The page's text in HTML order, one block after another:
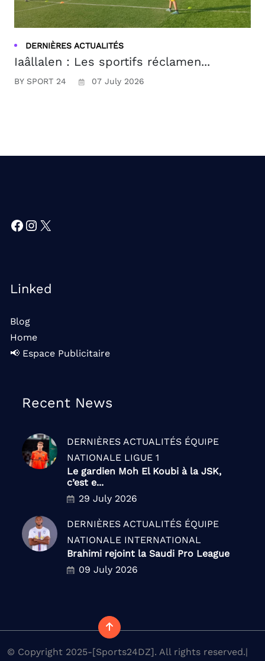
DERNIÈRES ACTUALITÉS
Iaâllalen : Les sportifs réclamen...
BY SPORT 24 07 July 2026
Facebook
Instagram
X
Linked
Blog
Home
📢 Espace Publicitaire
Recent News
DERNIÈRES ACTUALITÉS ÉQUIPE
NATIONALE LIGUE 1
Le gardien Moh El Koubi à la JSK,
c’est e...
29 July 2026
DERNIÈRES ACTUALITÉS ÉQUIPE
NATIONALE INTERNATIONAL
Brahimi rejoint la Saudi Pro League
09 July 2026
© Copyright 2025-[Sports24DZ]. All rights reserved.|